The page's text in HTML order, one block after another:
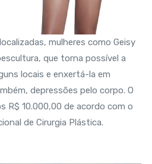
mulheres como Geisy
que torna possível a
locais e enxertá-la em
depressões pelo corpo. O
R$ 10.000,00 de acordo com o
de Cirurgia Plástica.